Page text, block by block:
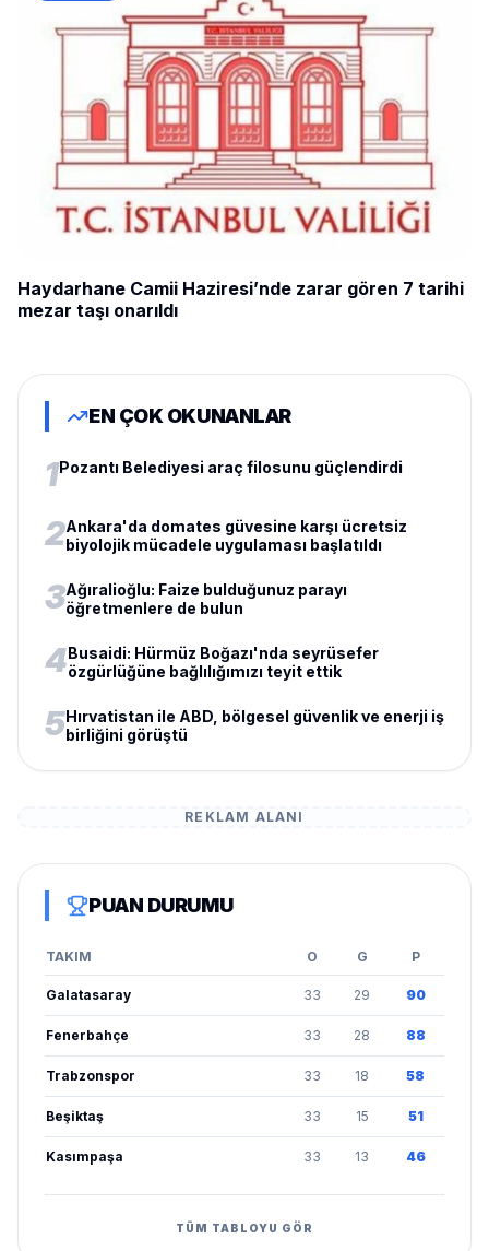
Haydarhane Camii Haziresi’nde zarar gören 7 tarihi
mezar taşı onarıldı
EN ÇOK OKUNANLAR
1Pozantı Belediyesi araç filosunu güçlendirdi
2Ankara'da domates güvesine karşı ücretsiz
biyolojik mücadele uygulaması başlatıldı
3Ağıralioğlu: Faize bulduğunuz parayı
öğretmenlere de bulun
4Busaidi: Hürmüz Boğazı'nda seyrüsefer
özgürlüğüne bağlılığımızı teyit ettik
5Hırvatistan ile ABD, bölgesel güvenlik ve enerji iş
birliğini görüştü
REKLAM ALANI
PUAN DURUMU
TAKIM O G P
Galatasaray 33 29 90
Fenerbahçe 33 28 88
Trabzonspor 33 18 58
Beşiktaş 33 15 51
Kasımpaşa 33 13 46
TÜM TABLOYU GÖR